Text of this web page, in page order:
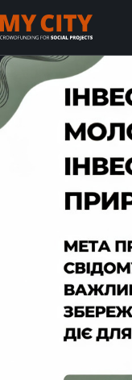
Home All projects